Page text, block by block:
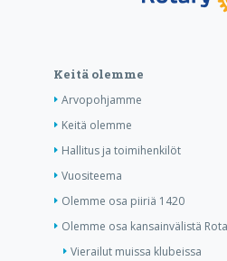
Keitä olemme
Arvopohjamme
Keitä olemme
Hallitus ja toimihenkilöt
Vuositeema
Olemme osa piiriä 1420
Olemme osa kansainvälistä
Vierailut muissa klubeissa